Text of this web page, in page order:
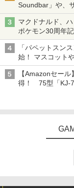
Soundbar」や、
Subwoofer」など
マクドナルド、
ポケモン30周年
「パペットスン
始！ マスコット
【Amazonセー
得！ 75型「KJ-